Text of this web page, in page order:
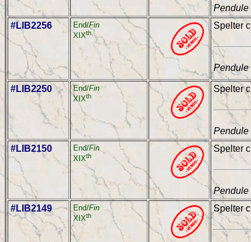
Pendule
#LIB2256
End/Fin
XIXth
Spelter
Pendule
#LIB2250 End/Fin
XIXth
Spelter
Pendule
#LIB2150
End/Fin
XIXth
Spelter
Pendule
#LIB2149
End/Fin
XIXth
Spelter